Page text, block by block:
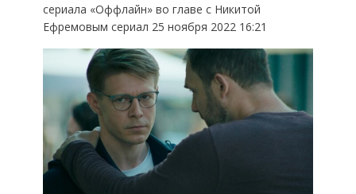
сериала «Оффлайн» во главе с Никитой
Ефремовым сериал 25 ноября 2022 16:21